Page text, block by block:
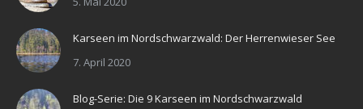
Karseen im Nordschwarzwald: Der Herrenwieser See
7. April 2020
Blog-Serie: Die 9 Karseen im Nordschwarzwald